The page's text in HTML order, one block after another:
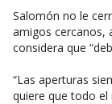
Salomón no le
amigos cercanos,
considera que
“Las aperturas
quiere que todo